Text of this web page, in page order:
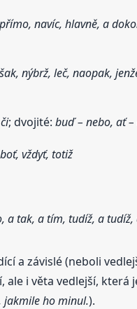
navíc, hlavně, a
nýbrž, leč, naopak,
; dvojité: buď – nebo, ať
vždyť, totiž
a tak, a tím, tudíž, a tudíž,
a závislé (neboli
ale i věta vedlejší,
jakmile ho minul.).